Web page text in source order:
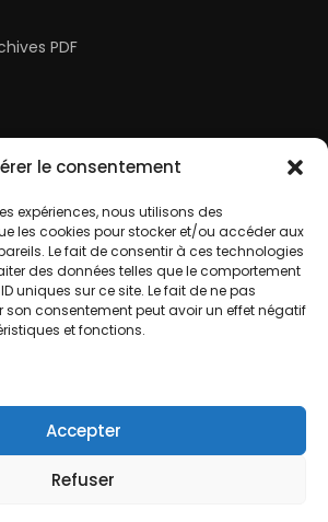
le consentement
expériences, nous utilisons des
les cookies pour stocker et/ou accéder aux
Le fait de consentir à ces technologies
des données telles que le comportement
uniques sur ce site. Le fait de ne pas
son consentement peut avoir un effet négatif
et fonctions.
Accepter
Refuser
PDF